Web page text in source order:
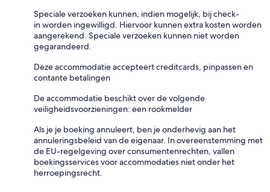
Speciale verzoeken kunnen, indien mogelijk, bij check-
in worden ingewilligd. Hiervoor kunnen extra kosten worden
aangerekend. Speciale verzoeken kunnen niet worden
gegarandeerd.
Deze accommodatie accepteert creditcards, pinpassen en
contante betalingen
De accommodatie beschikt over de volgende
veiligheidsvoorzieningen: een rookmelder
Als je je boeking annuleert, ben je onderhevig aan het
annuleringsbeleid van de eigenaar. In overeenstemming met
de EU-regelgeving over consumentenrechten, vallen
boekingsservices voor accommodaties niet onder het
herroepingsrecht.